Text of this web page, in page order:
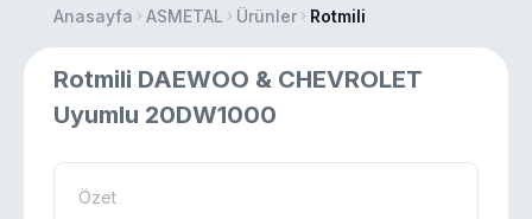
Anasayfa ASMETAL Ürünler Rotmili
Rotmili DAEWOO & CHEVROLET
Uyumlu 20DW1000
Özet